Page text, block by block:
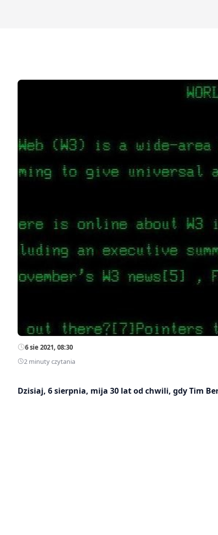
6 sie 2021, 08:30
2 minuty czytania
Dzisiaj, 6 sierpnia, mija 30 lat od chwili, gdy Tim